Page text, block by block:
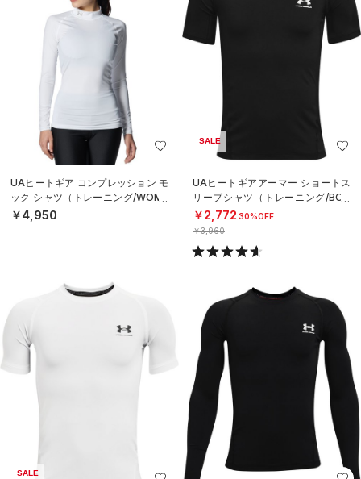
UAヒートギア コンプレッション モ
ック シャツ（トレーニング/WOME
N）
￥4,950
SALE
UAヒートギアアーマー ショートス
リーブシャツ（トレーニング/BOY
S）
￥2,772 30%OFF
￥3,960
SALE